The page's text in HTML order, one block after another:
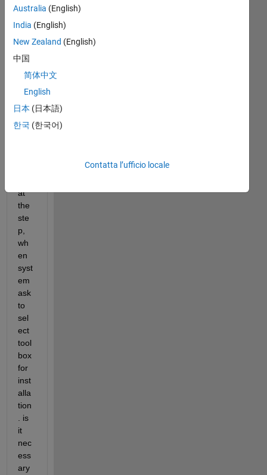
little
con
fusi
ng
ng
inst
alla
of
at
the
ste
p,
wh
en
syst
em
ask
to
sel
ect
tool
box
for
inst
alla
tion
. is
it
nec
ess
ary
Australia (English)
India (English)
New Zealand (English)
中国
简体中文
English
日本 (日本語)
한국 (한국어)
Contatta l’ufficio locale